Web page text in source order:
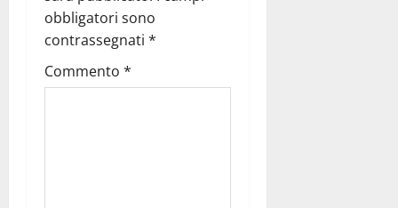
obbligatori sono
contrassegnati *
Commento *